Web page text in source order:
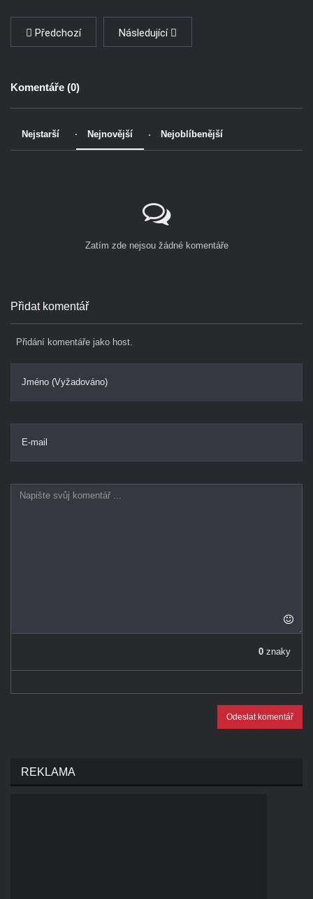
Předchozí Následující
Komentáře (0)
Nejstarší Nejnovější Nejoblíbenější
Zatím zde nejsou žádné komentáře
Přidat komentář
Přidání komentáře jako host.
Jméno (Vyžadováno)
E-mail
0 znaky
Odeslat komentář
REKLAMA